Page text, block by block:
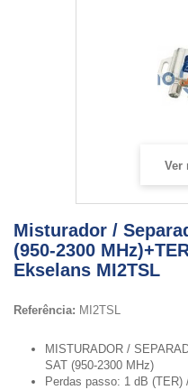
Ver
Misturador /
(950-2300
Ekselans MI2TSL
Referência: MI2TSL
MISTURADOR /
SAT (950-2300 MHz)
Perdas passo: 1 dB